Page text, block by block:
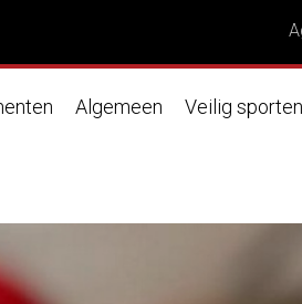
Algemeen Veilig sporten